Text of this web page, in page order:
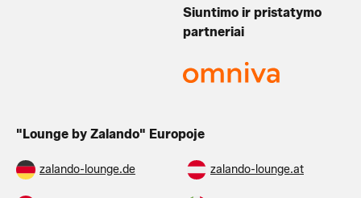
Siuntimo ir pristatymo
partneriai
"Lounge by Zalando" Europoje
zalando-lounge.de zalando-lounge.at